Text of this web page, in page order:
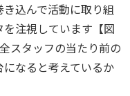
込んで活動に取り組
注視しています【図
スタッフの当たり前の
なると考えているか